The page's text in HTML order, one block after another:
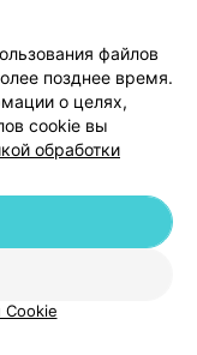
файлов
позднее время.
о целях,
cookie вы
обработки
Cookie